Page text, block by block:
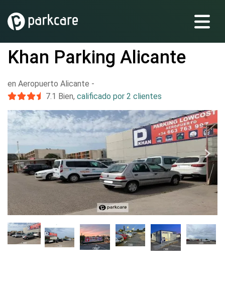
Khan Parking Alicante
en Aeropuerto Alicante -
7.1 Bien, calificado por 2 clientes